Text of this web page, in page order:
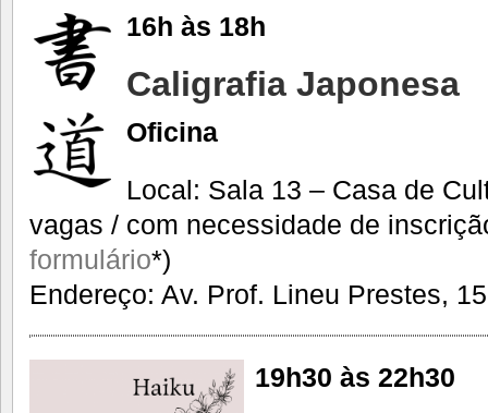
16h às 18h
Caligrafia Japonesa
Oficina
Local: Sala 13 – Casa de
vagas / com necessidade de
formulário*)
Endereço: Av. Prof. Lineu Prestes,
19h30 às 22h30